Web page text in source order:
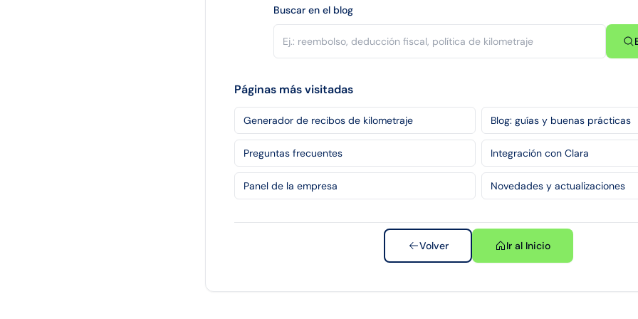
Buscar en el blog
Páginas más visitadas
Generador de recibos de kilometraje Blog: guías y buenas prácticas
Preguntas frecuentes Integración con Clara
Panel de la empresa Novedades y actualizaciones
Volver Ir al Inicio